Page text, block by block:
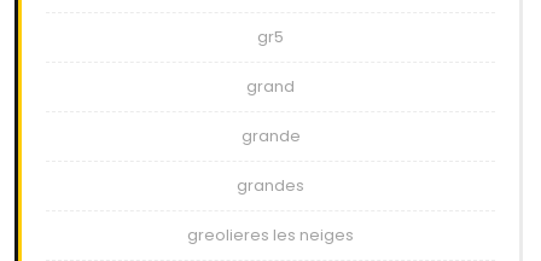
gr5
grand
grande
grandes
greolieres les neiges